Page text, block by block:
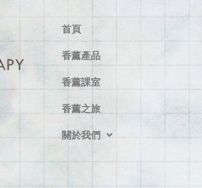
首頁
香薰產品
香薰課室
香薰之旅
關於我們